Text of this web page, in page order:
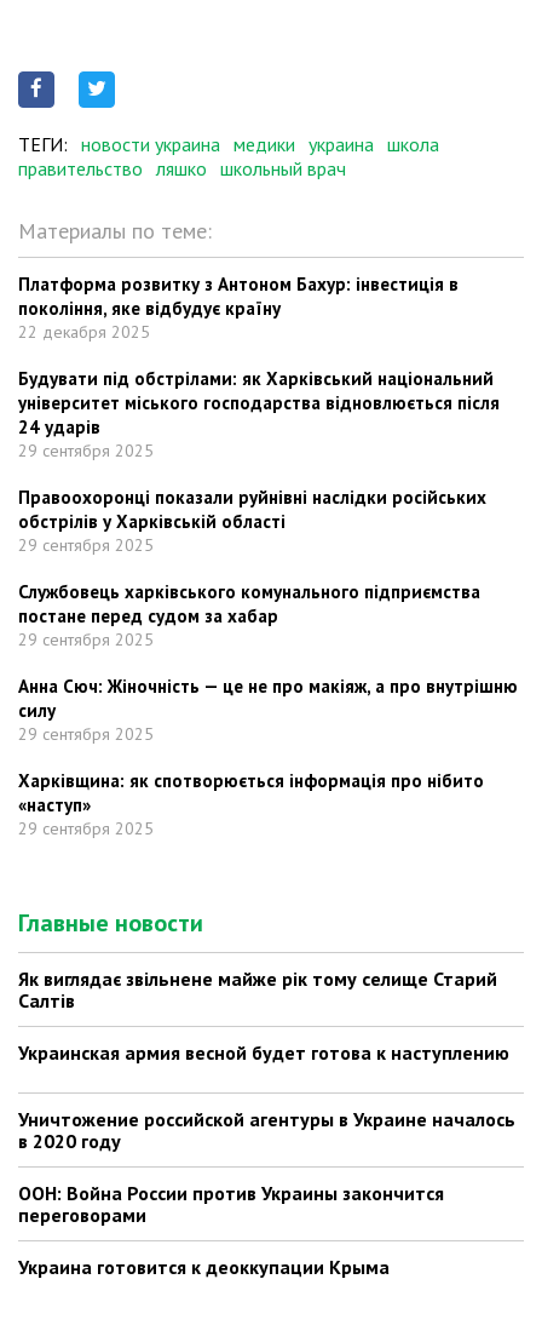
ТЕГИ: новости украина медики украина школа
правительство ляшко школьный врач
Материалы по теме:
Платформа розвитку з Антоном Бахур: інвестиція в
покоління, яке відбудує країну
22 декабря 2025
Будувати під обстрілами: як Харківський національний
університет міського господарства відновлюється після
24 ударів
29 сентября 2025
Правоохоронці показали руйнівні наслідки російських
обстрілів у Харківській області
29 сентября 2025
Службовець харківського комунального підприємства
постане перед судом за хабар
29 сентября 2025
Анна Сюч: Жіночність — це не про макіяж, а про внутрішню
силу
29 сентября 2025
Харківщина: як спотворюється інформація про нібито
«наступ»
29 сентября 2025
Главные новости
Як виглядає звільнене майже рік тому селище Старий
Салтів
Украинская армия весной будет готова к наступлению
Уничтожение российской агентуры в Украине началось
в 2020 году
ООН: Война России против Украины закончится
переговорами
Украина готовится к деоккупации Крыма